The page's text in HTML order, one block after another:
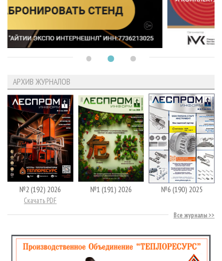
АРХИВ ЖУРНАЛОВ
№2 (192) 2026
Скачать PDF
№1 (191) 2026 №6 (190) 2025
Все журналы